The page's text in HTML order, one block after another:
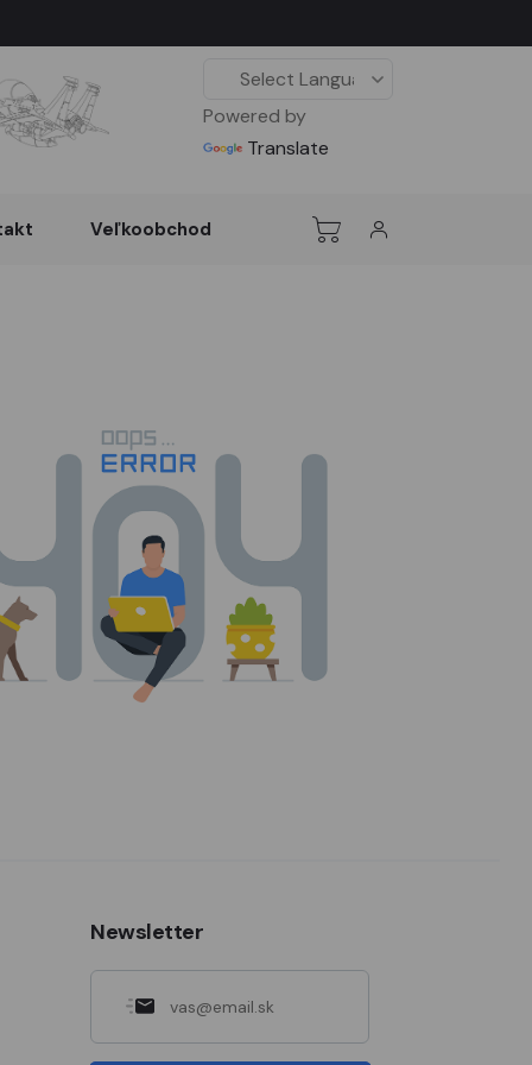
Powered by
Translate
Veľkoobchod
Newsletter